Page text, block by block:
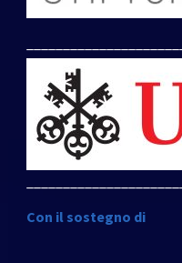
Con il sostegno di